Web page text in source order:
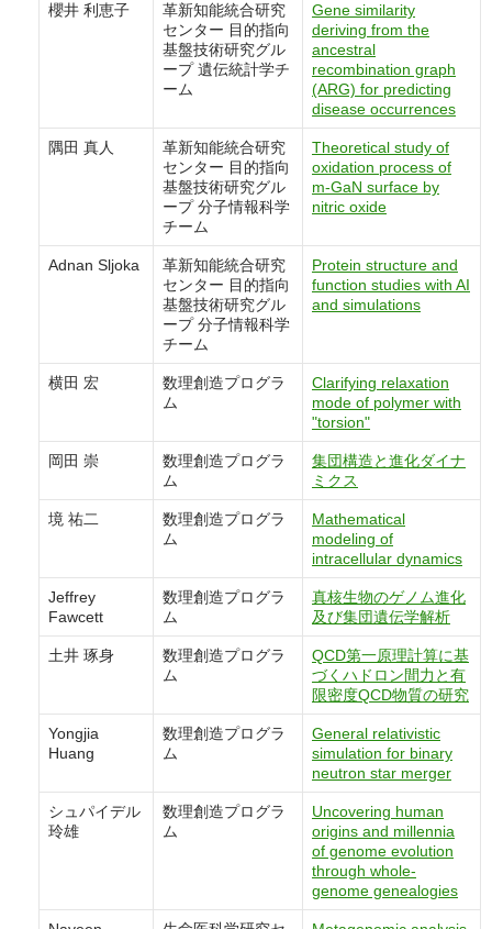
櫻井 利恵子
革新知能統合研究
センター 目的指向
基盤技術研究グル
ープ 遺伝統計学チ
ーム
Gene similarity
deriving from the
ancestral
recombination graph
(ARG) for predicting
disease occurrences
隅田 真人
革新知能統合研究
センター 目的指向
基盤技術研究グル
ープ 分子情報科学
チーム
Theoretical study of
oxidation process of
m-GaN surface by
nitric oxide
Adnan Sljoka
革新知能統合研究
センター 目的指向
基盤技術研究グル
ープ 分子情報科学
チーム
Protein structure and
function studies with AI
and simulations
横田 宏
数理創造プログラ
ム
Clarifying relaxation
mode of polymer with
"torsion"
岡田 崇
数理創造プログラ
ム
集団構造と進化ダイナ
ミクス
境 祐二
数理創造プログラ
ム
Mathematical
modeling of
intracellular dynamics
Jeffrey
Fawcett
数理創造プログラ
ム
真核生物のゲノム進化
及び集団遺伝学解析
土井 琢身
数理創造プログラ
ム
QCD第一原理計算に基
づくハドロン間力と有
限密度QCD物質の研究
Yongjia
Huang
数理創造プログラ
ム
General relativistic
simulation for binary
neutron star merger
シュパイデル
玲雄
数理創造プログラ
ム
Uncovering human
origins and millennia
of genome evolution
through whole-
genome genealogies